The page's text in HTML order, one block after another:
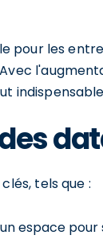
pour les
tels que :
espace